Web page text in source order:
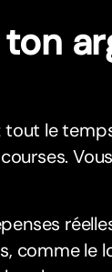
le
le